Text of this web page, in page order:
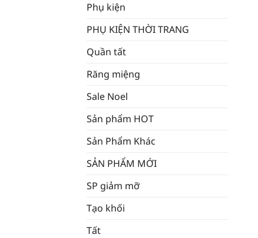
Phụ kiện
PHỤ KIỆN THỜI TRANG
Quần tất
Răng miệng
Sale Noel
Sản phẩm HOT
Sản Phẩm Khác
SẢN PHẨM MỚI
SP giảm mỡ
Tạo khối
Tất